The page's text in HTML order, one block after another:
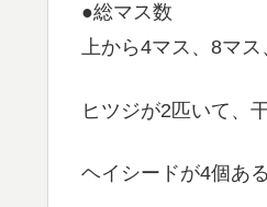
●総マス数
上から4マス、8マ
ヒツジが2匹いて、
ヘイシードが4個あ